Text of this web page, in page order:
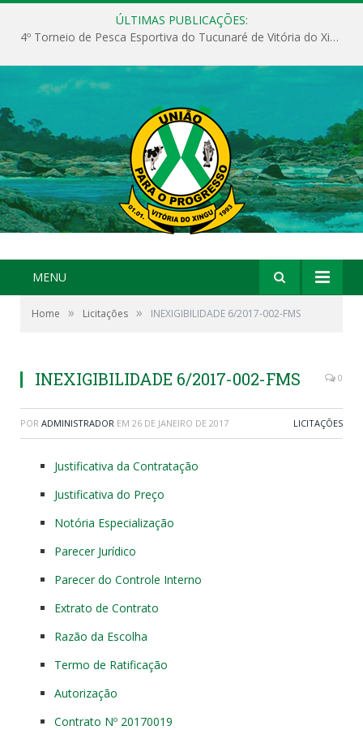
ÚLTIMAS PUBLICAÇÕES:
4º Torneio de Pesca Esportiva do Tucunaré de Vitória do Xingu
MENU
Home » Licitações » INEXIGIBILIDADE 6/2017-002-FMS
INEXIGIBILIDADE 6/2017-002-FMS 0
POR ADMINISTRADOR EM 26 DE JANEIRO DE 2017 LICITAÇÕES
Justificativa da Contratação
Justificativa do Preço
Notória Especialização
Parecer Jurídico
Parecer do Controle Interno
Extrato de Contrato
Razão da Escolha
Termo de Ratificação
Autorização
Contrato Nº 20170019